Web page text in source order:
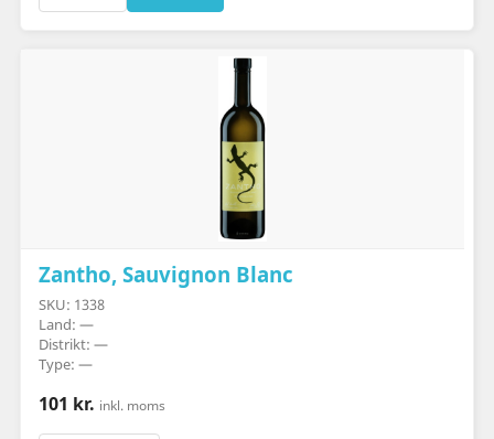
Zantho, Sauvignon Blanc
SKU: 1338
Land: —
Distrikt: —
Type: —
101 kr. inkl. moms